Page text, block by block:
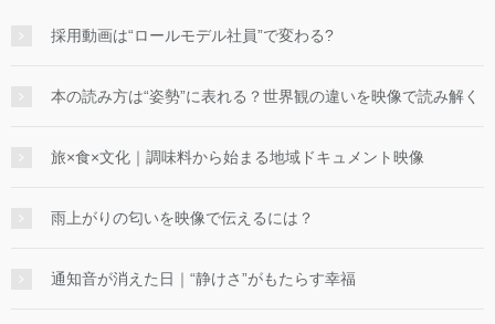
採用動画は“ロールモデル社員”で変わる?
本の読み方は“姿勢”に表れる？世界観の違いを映像で読み解く
旅×食×文化｜調味料から始まる地域ドキュメント映像
雨上がりの匂いを映像で伝えるには？
通知音が消えた日｜“静けさ”がもたらす幸福